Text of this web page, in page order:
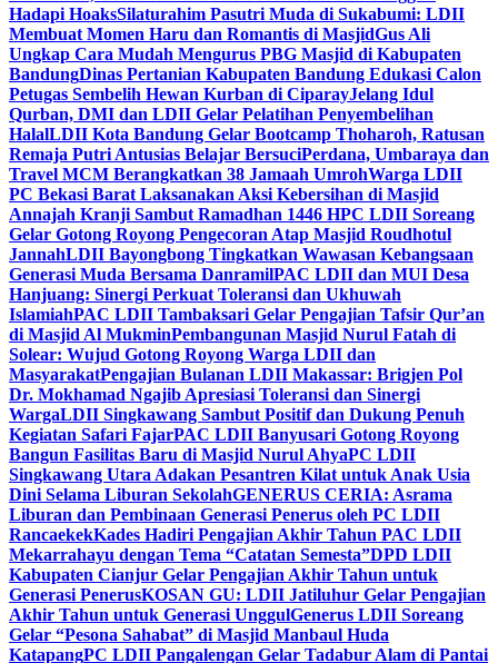
Hadapi HoaksSilaturahim Pasutri Muda di Sukabumi: LDII
Membuat Momen Haru dan Romantis di MasjidGus Ali
Ungkap Cara Mudah Mengurus PBG Masjid di Kabupaten
BandungDinas Pertanian Kabupaten Bandung Edukasi Calon
Petugas Sembelih Hewan Kurban di CiparayJelang Idul
Qurban, DMI dan LDII Gelar Pelatihan Penyembelihan
HalalLDII Kota Bandung Gelar Bootcamp Thoharoh, Ratusan
Remaja Putri Antusias Belajar BersuciPerdana, Umbaraya dan
Travel MCM Berangkatkan 38 Jamaah UmrohWarga LDII
PC Bekasi Barat Laksanakan Aksi Kebersihan di Masjid
Annajah Kranji Sambut Ramadhan 1446 HPC LDII Soreang
Gelar Gotong Royong Pengecoran Atap Masjid Roudhotul
JannahLDII Bayongbong Tingkatkan Wawasan Kebangsaan
Generasi Muda Bersama DanramilPAC LDII dan MUI Desa
Hanjuang: Sinergi Perkuat Toleransi dan Ukhuwah
IslamiahPAC LDII Tambaksari Gelar Pengajian Tafsir Qur’an
di Masjid Al MukminPembangunan Masjid Nurul Fatah di
Solear: Wujud Gotong Royong Warga LDII dan
MasyarakatPengajian Bulanan LDII Makassar: Brigjen Pol
Dr. Mokhamad Ngajib Apresiasi Toleransi dan Sinergi
WargaLDII Singkawang Sambut Positif dan Dukung Penuh
Kegiatan Safari FajarPAC LDII Banyusari Gotong Royong
Bangun Fasilitas Baru di Masjid Nurul AhyaPC LDII
Singkawang Utara Adakan Pesantren Kilat untuk Anak Usia
Dini Selama Liburan SekolahGENERUS CERIA: Asrama
Liburan dan Pembinaan Generasi Penerus oleh PC LDII
RancaekekKades Hadiri Pengajian Akhir Tahun PAC LDII
Mekarrahayu dengan Tema “Catatan Semesta”DPD LDII
Kabupaten Cianjur Gelar Pengajian Akhir Tahun untuk
Generasi PenerusKOSAN GU: LDII Jatiluhur Gelar Pengajian
Akhir Tahun untuk Generasi UnggulGenerus LDII Soreang
Gelar “Pesona Sahabat” di Masjid Manbaul Huda
KatapangPC LDII Pangalengan Gelar Tadabur Alam di Pantai